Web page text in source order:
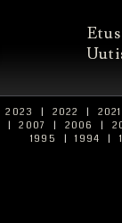
2023 | 2022 |
| 2007 | 2006 |
1995
| 1994 |